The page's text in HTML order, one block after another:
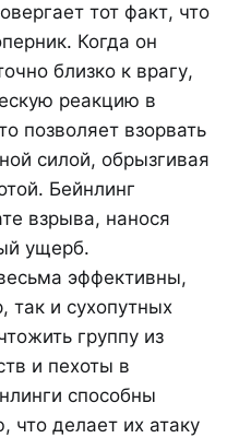
тот факт, что
Когда он
близко к врагу,
реакцию в
позволяет взорвать
силой, обрызгивая
Бейнлинг
взрыва, нанося
ущерб.
эффективны,
так и сухопутных
группу из
и пехоты в
способны
что делает их атаку